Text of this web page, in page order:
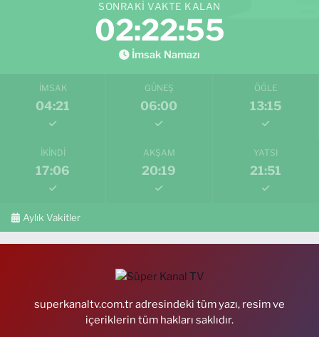
SONRAKI VAKTE KALAN
02:22:53
İmsak Namazı
İMSAK
04:21
GÜNEŞ
06:00
ÖĞLE
13:15
İKINDI
17:06
AKŞAM
20:19
YATSI
21:51
Aylık Vakitler
superkanaltv.com.tr adresindeki tüm yazı, resim ve
içeriklerin tüm hakları saklıdır.